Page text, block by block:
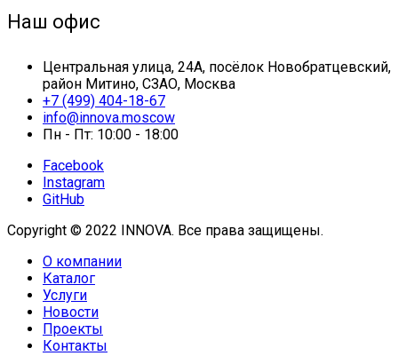
Наш офис
Центральная улица, 24А, посёлок Новобратцевский,
район Митино, СЗАО, Москва
+7 (499) 404-18-67
info@innova.moscow
Пн - Пт: 10:00 - 18:00
Facebook
Instagram
GitHub
Copyright © 2022 INNOVA. Все права защищены.
О компании
Каталог
Услуги
Новости
Проекты
Контакты